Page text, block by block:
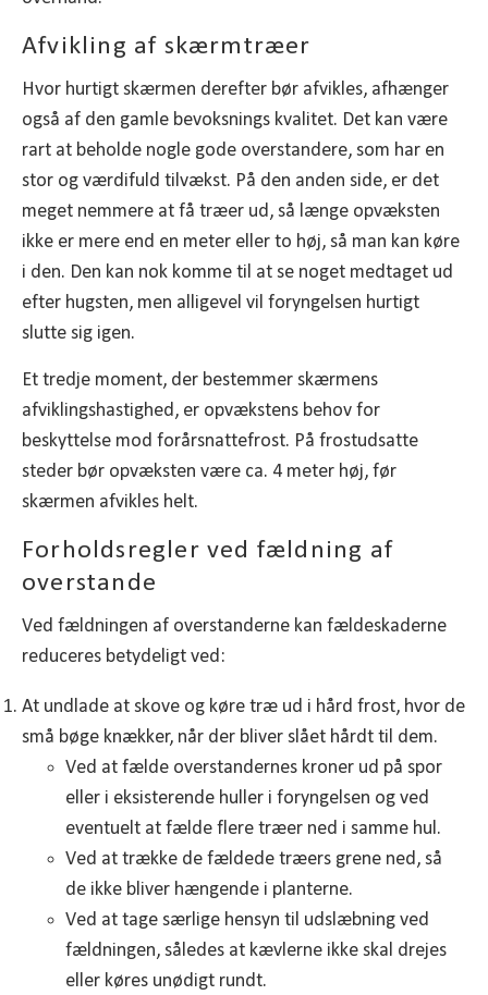
Afvikling af skærmtræer
Hvor hurtigt skærmen derefter bør afvikles, afhænger
også af den gamle bevoksnings kvalitet. Det kan være
rart at beholde nogle gode overstandere, som har en
stor og værdifuld tilvækst. På den anden side, er det
meget nemmere at få træer ud, så længe opvæksten
ikke er mere end en meter eller to høj, så man kan køre
i den. Den kan nok komme til at se noget medtaget ud
efter hugsten, men alligevel vil foryngelsen hurtigt
slutte sig igen.
Et tredje moment, der bestemmer skærmens
afviklingshastighed, er opvækstens behov for
beskyttelse mod forårsnattefrost. På frostudsatte
steder bør opvæksten være ca. 4 meter høj, før
skærmen afvikles helt.
Forholdsregler ved fældning af
overstande
Ved fældningen af overstanderne kan fældeskaderne
reduceres betydeligt ved:
At undlade at skove og køre træ ud i hård frost, hvor de
små bøge knækker, når der bliver slået hårdt til dem.
Ved at fælde overstandernes kroner ud på spor
eller i eksisterende huller i foryngelsen og ved
eventuelt at fælde flere træer ned i samme hul.
Ved at trække de fældede træers grene ned, så
de ikke bliver hængende i planterne.
Ved at tage særlige hensyn til udslæbning ved
fældningen, således at kævlerne ikke skal drejes
eller køres unødigt rundt.